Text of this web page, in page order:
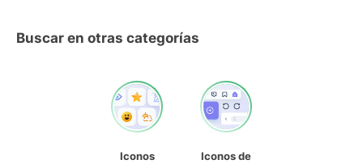
Buscar en otras categorías
Iconos
Iconos de